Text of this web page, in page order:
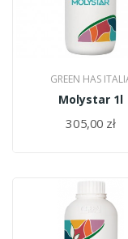
GREEN HAS
Molystar 1l
305,00 zł